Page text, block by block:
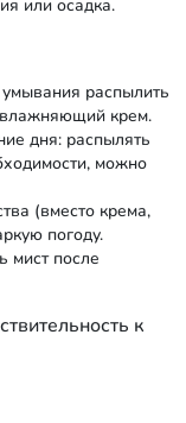
или осадка.
распылить
крем.
дня: распылять
можно
(вместо крема,
погоду.
мист после
к